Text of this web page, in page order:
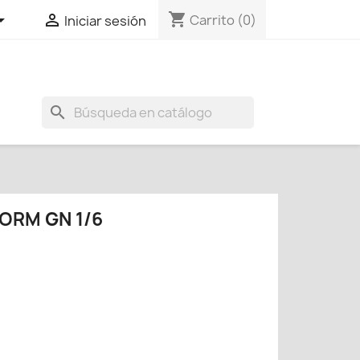
 Iniciar sesión shopping_cart Carrito (0)
search
GN 1/6